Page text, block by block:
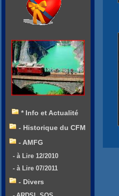
* Info et Actualité
- Historique du CFM
- AMFG
- à Lire 12/2010
- à Lire 07/2011
- Divers